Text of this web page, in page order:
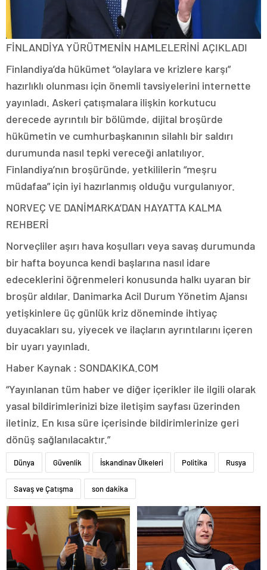
FİNLANDİYA YÜRÜTMENİN HAMLELERİNİ AÇIKLADI
Finlandiya’da hükümet “olaylara ve krizlere karşı”
hazırlıklı olunması için önemli tavsiyelerini internette
yayınladı. Askeri çatışmalara ilişkin korkutucu
derecede ayrıntılı bir bölümde, dijital broşürde
hükümetin ve cumhurbaşkanının silahlı bir saldırı
durumunda nasıl tepki vereceği anlatılıyor.
Finlandiya’nın broşüründe, yetkililerin “meşru
müdafaa” için iyi hazırlanmış olduğu vurgulanıyor.
NORVEÇ VE DANİMARKA’DAN HAYATTA KALMA
REHBERİ
Norveçliler aşırı hava koşulları veya savaş durumunda
bir hafta boyunca kendi başlarına nasıl idare
edeceklerini öğrenmeleri konusunda halkı uyaran bir
broşür aldılar. Danimarka Acil Durum Yönetim Ajansı
yetişkinlere üç günlük kriz döneminde ihtiyaç
duyacakları su, yiyecek ve ilaçların ayrıntılarını içeren
bir uyarı yayınladı.
Haber Kaynak : SONDAKIKA.COM
“Yayınlanan tüm haber ve diğer içerikler ile ilgili olarak
yasal bildirimlerinizi bize iletişim sayfası üzerinden
iletiniz. En kısa süre içerisinde bildirimlerinize geri
dönüş sağlanılacaktır.”
Dünya Güvenlik İskandinav Ülkeleri Politika Rusya
Savaş ve Çatışma son dakika